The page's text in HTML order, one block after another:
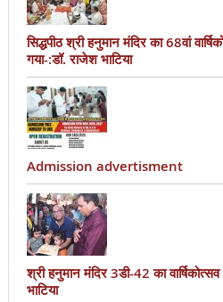
सिद्धपीठ श्री हनुमान मंदिर का 68वां
गया-:डॉ. राजेश भाटिया
Admission advertisment
श्री हनुमान मंदिर 3डी-42 का
भाटिया